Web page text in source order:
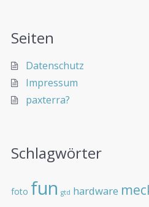
Seiten
Datenschutz
Impressum
paxterra?
Schlagwörter
foto fun gtd hardware